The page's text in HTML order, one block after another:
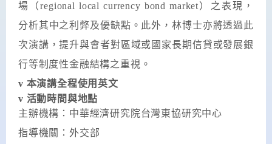
場（regional local currency bond market）之表現，
分析其中之利弊及優缺點。此外，林博士亦將透過此
次演講，提升與會者對區域或國家長期信貸或發展銀
行等制度性金融結構之重視。
v 本演講全程使用英文
v 活動時間與地點
主辦機構：中華經濟研究院台灣東協研究中心
指導機關：外交部